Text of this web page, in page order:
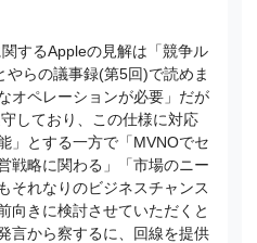
するAppleの見解は「競争ル
らの議事録(第5回)で読めま
オペレーションが必要」だが
しており、この仕様に対応
」とする一方で「MVNOでセ
戦略に関わる」「市場のニー
それなりのビジネスチャンス
向きに検討させていただくと
言から察するに、回線を提供